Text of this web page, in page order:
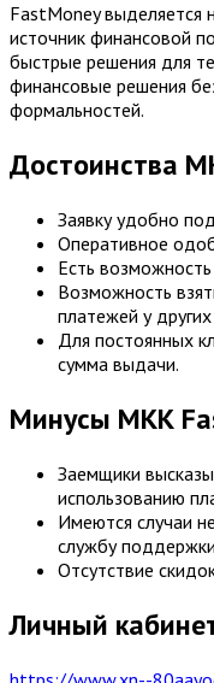
FastMoney выделяется
источник финансовой
быстрые решения для
финансовые решения
формальностей.
Достоинства
Заявку удобно
Оперативное
Есть
Возможность
платежей у
Для постоянных
сумма выдачи.
Минусы МКК
Заемщики
использованию
Имеются случаи
службу
Отсутствие
Личный